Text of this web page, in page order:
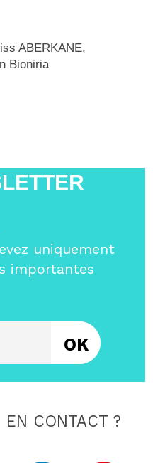
ABERKANE,
Bioniria
uniquement
importantes
EN CONTACT ?